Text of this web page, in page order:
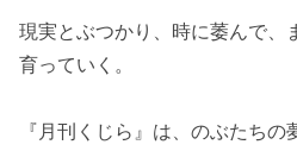
現実とぶつかり、時に萎んで、
育っていく。
『月刊くじら』は、のぶたち